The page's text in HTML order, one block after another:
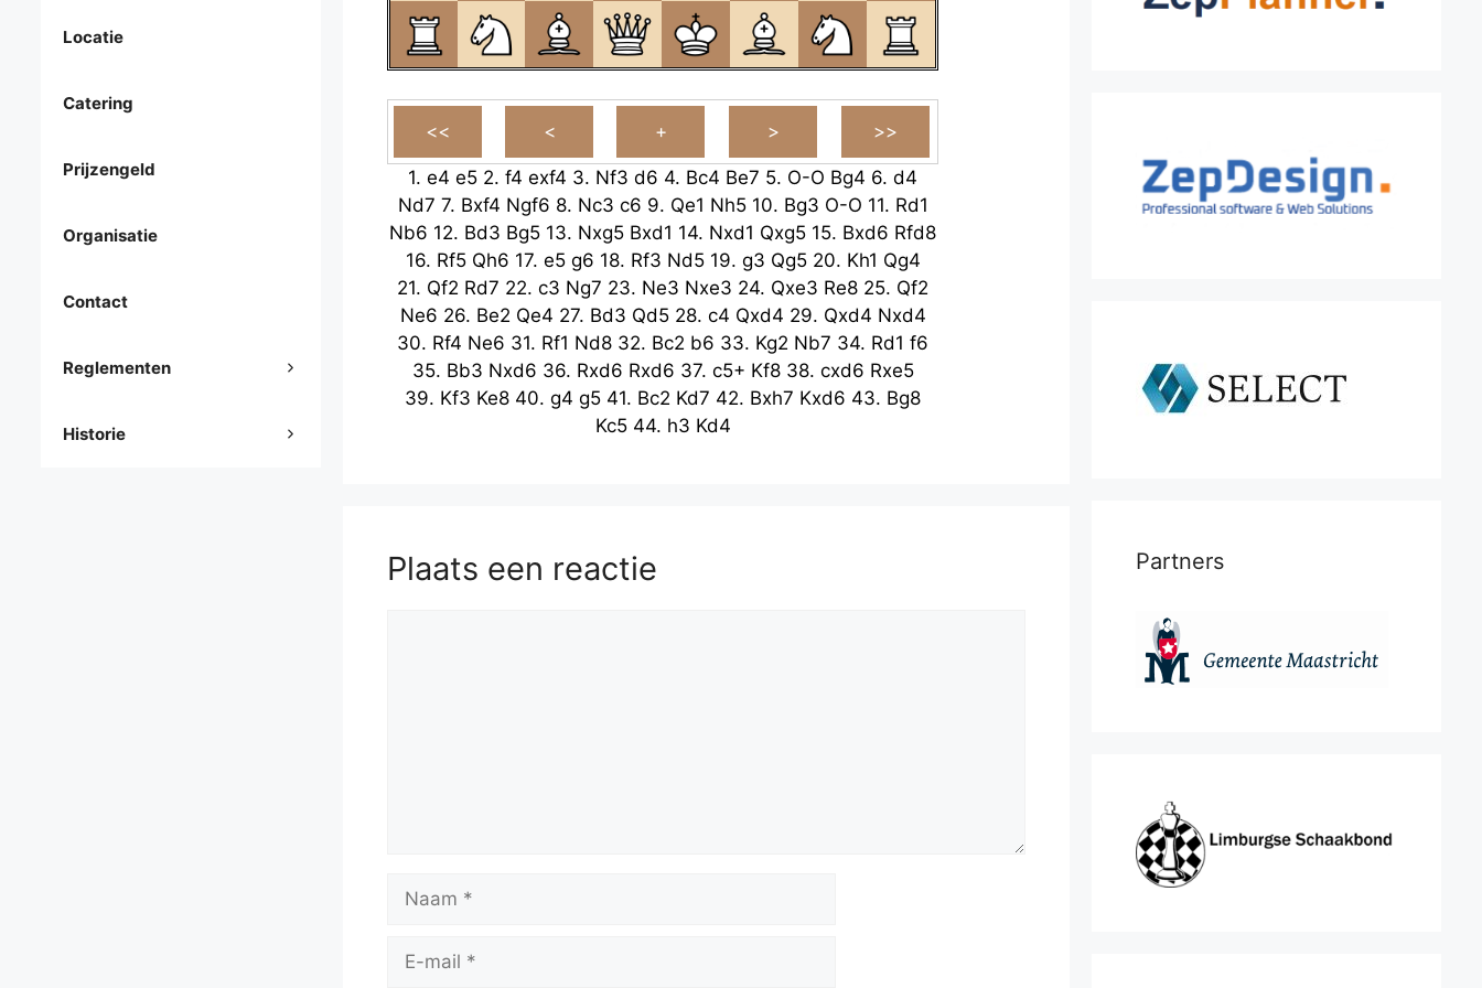
1. e4 e5 2. f4 exf4 3. Nf3 d6 4. Bc4 Be7 5. O-O Bg4 6. d4
Nd7 7. Bxf4 Ngf6 8. Nc3 c6 9. Qe1 Nh5 10. Bg3 O-O 11. Rd1
Nb6 12. Bd3 Bg5 13. Nxg5 Bxd1 14. Nxd1 Qxg5 15. Bxd6 Rfd8
16. Rf5 Qh6 17. e5 g6 18. Rf3 Nd5 19. g3 Qg5 20. Kh1 Qg4
21. Qf2 Rd7 22. c3 Ng7 23. Ne3 Nxe3 24. Qxe3 Re8 25. Qf2
Ne6 26. Be2 Qe4 27. Bd3 Qd5 28. c4 Qxd4 29. Qxd4 Nxd4
30. Rf4 Ne6 31. Rf1 Nd8 32. Bc2 b6 33. Kg2 Nb7 34. Rd1 f6
35. Bb3 Nxd6 36. Rxd6 Rxd6 37. c5+ Kf8 38. cxd6 Rxe5
39. Kf3 Ke8 40. g4 g5 41. Bc2 Kd7 42. Bxh7 Kxd6 43. Bg8
Kc5 44. h3 Kd4
Plaats een reactie
mail
Locatie
Catering
Prijzengeld
Organisatie
Contact
Reglementen
Historie
Partners